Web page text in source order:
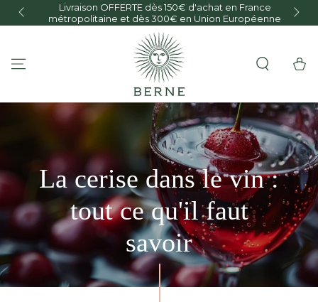
IGNORER LE
CONTENU
Livraison OFFERTE dès 150€ d'achat en France
métropolitaine et dès 300€ en Union Européenne
Panier
La cerise dans le vin :
tout ce qu'il faut
savoir